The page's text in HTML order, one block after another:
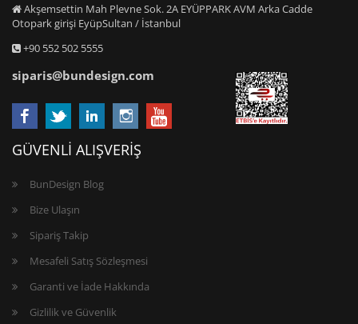
Akşemsettin Mah Plevne Sok. 2A EYÜPPARK AVM Arka Cadde
Otopark girişi EyüpSultan / İstanbul
+90 552 502 5555
siparis@bundesign.com
GÜVENLİ ALIŞVERİŞ
BunDesign Blog
Bize Ulaşın
Sipariş Takip
Mesafeli Satış Sözleşmesi
Garanti ve İade Hakkında
Gizlilik ve Güvenlik